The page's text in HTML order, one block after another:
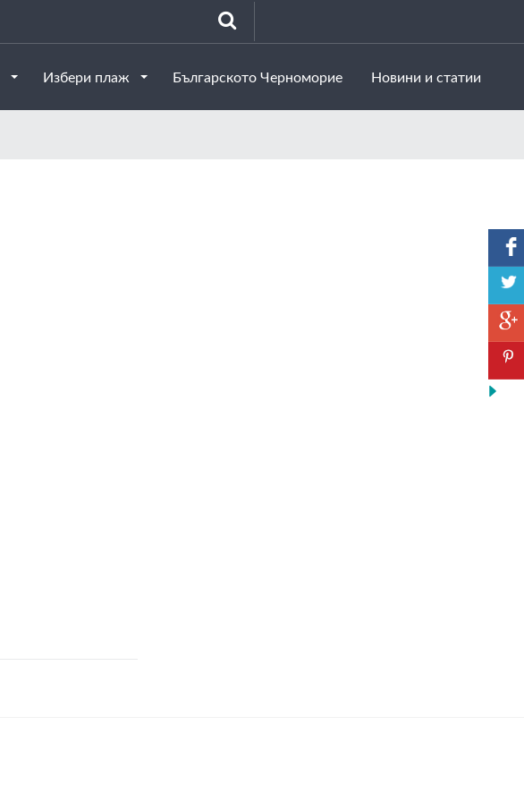
Избери плаж Българското Черноморие Новини и статии